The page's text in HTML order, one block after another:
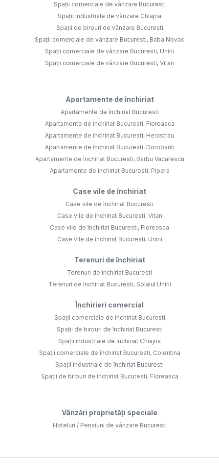
Spații comerciale de vânzare Bucuresti
Spații industriale de vânzare Chiajna
Spații de birouri de vânzare Bucuresti
Spații comerciale de vânzare Bucuresti, Baba Novac
Spații comerciale de vânzare Bucuresti, Unirii
Spații comerciale de vânzare Bucuresti, Vitan
Apartamente de închiriat
Apartamente de închiriat Bucuresti
Apartamente de închiriat Bucuresti, Floreasca
Apartamente de închiriat Bucuresti, Herastrau
Apartamente de închiriat Bucuresti, Dorobanti
Apartamente de închiriat Bucuresti, Barbu Vacarescu
Apartamente de închiriat Bucuresti, Pipera
Case vile de închiriat
Case vile de închiriat Bucuresti
Case vile de închiriat Bucuresti, Vitan
Case vile de închiriat Bucuresti, Floreasca
Case vile de închiriat Bucuresti, Unirii
Terenuri de închiriat
Terenuri de închiriat Bucuresti
Terenuri de închiriat Bucuresti, Splaiul Unirii
Închirieri comercial
Spații comerciale de închiriat Bucuresti
Spații de birouri de închiriat Bucuresti
Spații industriale de închiriat Chiajna
Spații comerciale de închiriat Bucuresti, Colentina
Spații industriale de închiriat Bucuresti
Spații de birouri de închiriat Bucuresti, Floreasca
Vânzări proprietăți speciale
Hoteluri / Pensiuni de vânzare Bucuresti